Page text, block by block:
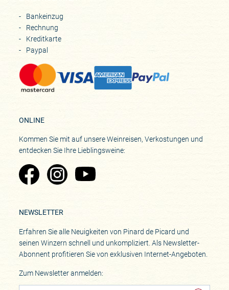
Bankeinzug
Rechnung
Kreditkarte
Paypal
ONLINE
Kommen Sie mit auf unsere Weinreisen, Verkostungen und
entdecken Sie Ihre Lieblingsweine:
Zu Pinard's Facebook-Seite
Zu Pinard's Instagram-Seite
Zu Pinard's YouTube-Seite
NEWSLETTER
Erfahren Sie alle Neuigkeiten von Pinard de Picard und
seinen Winzern schnell und unkompliziert. Als Newsletter-
Abonnent profitieren Sie von exklusiven Internet-Angeboten.
Zum Newsletter anmelden: